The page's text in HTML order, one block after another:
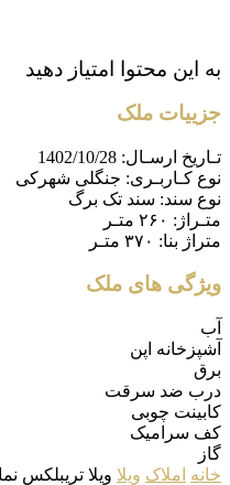
به این محتوا امتیاز دهید
جزییات ملک
تـاریخ ارسـال: 1402/10/28
نوع کـاربـری: جنگلی شهرکی
نوع سند: سند تک برگ
متـراژ: ۲۶۰ متـر
متراژ بنا: ۳۷۰ متـر
ویژگی های ملک
آب
آشپزخانه اپن
برق
درب ضد سرقت
کابینت چوبی
کف سرامیک
گاز
خانه
املاک ویلا ویلا تریبلکس